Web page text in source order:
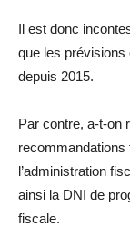
Il est donc
que les
depuis 2015.
Par contre, a-t-on
recommandations
l’administration
ainsi la DNI de
fiscale.